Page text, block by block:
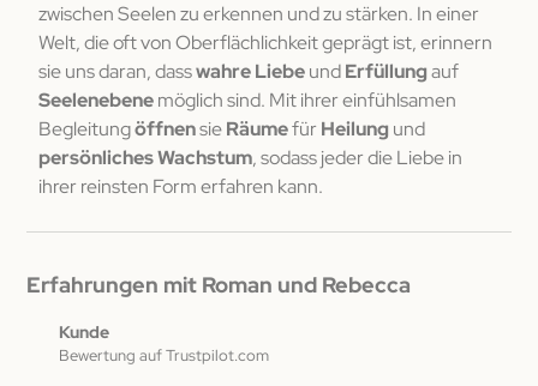
zwischen Seelen zu erkennen und zu stärken. In einer
Welt, die oft von Oberflächlichkeit geprägt ist, erinnern
sie uns daran, dasswahre LiebeundErfüllungauf
Seelenebenemöglich sind. Mit ihrer einfühlsamen
BegleitungöffnensieRäumefürHeilungund
persönliches Wachstum, sodass jeder die Liebe in
ihrer reinsten Form erfahren kann.
Erfahrungen mit Roman und Rebecca
Kunde
Bewertung auf Trustpilot.com